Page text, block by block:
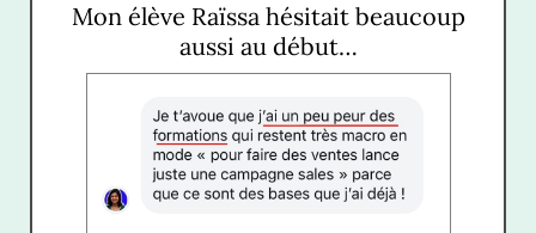
Mon élève Raïssa hésitait beaucoup
aussi au début…